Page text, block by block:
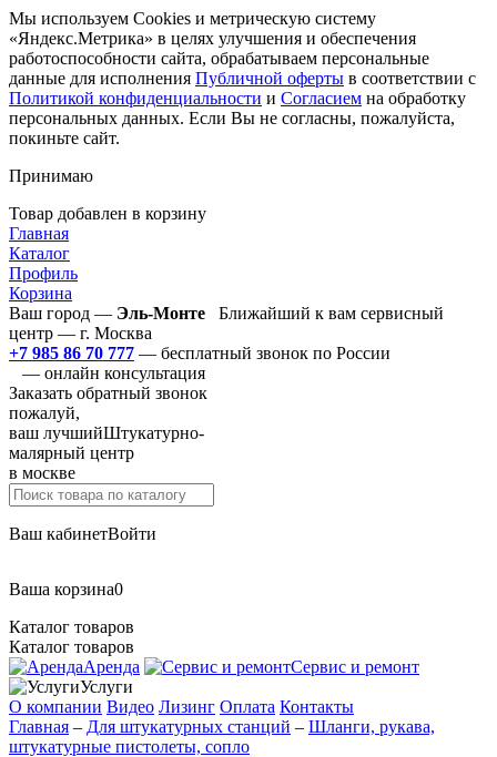
Мы используем Cookies и метрическую систему
«Яндекс.Метрика» в целях улучшения и обеспечения
работоспособности сайта, обрабатываем персональные
данные для исполнения Публичной оферты в соответствии с
Политикой конфиденциальности и Согласием на обработку
персональных данных. Если Вы не согласны, пожалуйста,
покиньте сайт.
Принимаю
Товар добавлен в корзину
Главная
Каталог
Профиль
Корзина
Ваш город — Эль-Монте
Ближайший к вам сервисный
центр — г. Москва
+7 985 86 70 777 — бесплатный звонок по России
— онлайн консультация
Заказать обратный звонок
пожалуй,
ваш лучшийШтукатурно-
малярный центр
в москве
Ваш кабинетВойти
Ваша корзина0
Каталог товаров
Каталог товаров
Аренда
Сервис и ремонт
Услуги
О компании Видео Лизинг Оплата Контакты
Главная – Для штукатурных станций – Шланги, рукава,
штукатурные пистолеты, сопло